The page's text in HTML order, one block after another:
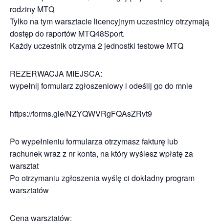
rodziny MTQ
Tylko na tym warsztacie licencyjnym uczestnicy otrzymają
dostęp do raportów MTQ48Sport.
Każdy uczestnik otrzyma 2 jednostki testowe MTQ
REZERWACJA MIEJSCA:
wypełnij formularz zgłoszeniowy i odeślij go do mnie
https://forms.gle/NZYQWVRgFQAsZRvt9
Po wypełnieniu formularza otrzymasz fakturę lub
rachunek wraz z nr konta, na który wyślesz wpłatę za
warsztat
Po otrzymaniu zgłoszenia wyślę ci dokładny program
warsztatów
Cena warsztatów: